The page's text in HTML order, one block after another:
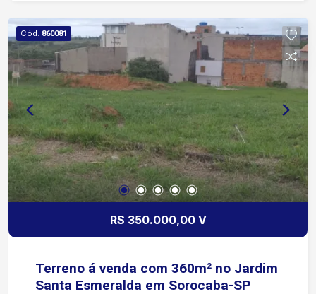
Cód. 860081
R$ 350.000,00 V
Terreno á venda com 360m² no Jardim
Santa Esmeralda em Sorocaba-SP